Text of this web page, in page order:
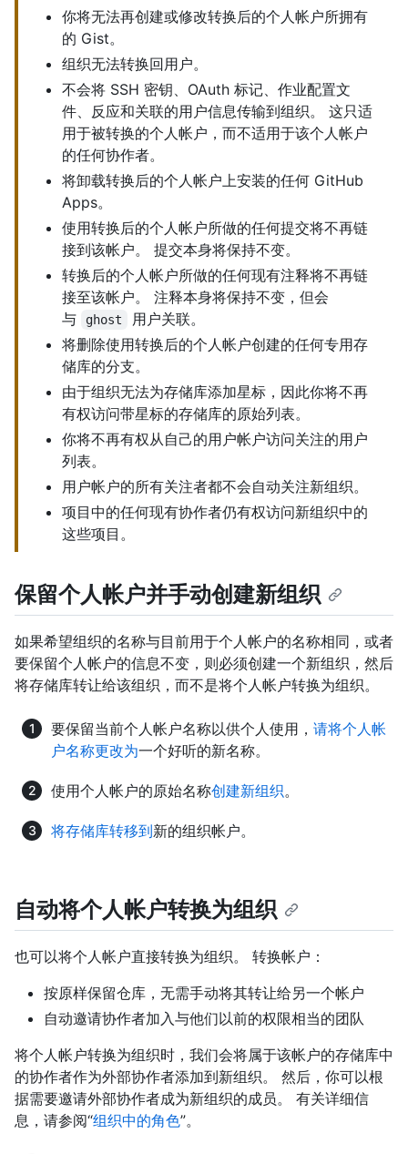
你将无法再创建或修改转换后的个人帐户所拥有
的 Gist。
组织无法转换回用户。
不会将 SSH 密钥、OAuth 标记、作业配置文
件、反应和关联的用户信息传输到组织。 这只适
用于被转换的个人帐户，而不适用于该个人帐户
的任何协作者。
将卸载转换后的个人帐户上安装的任何 GitHub
Apps。
使用转换后的个人帐户所做的任何提交将不再链
接到该帐户。 提交本身将保持不变。
转换后的个人帐户所做的任何现有注释将不再链
接至该帐户。 注释本身将保持不变，但会
与
ghost
用户关联。
将删除使用转换后的个人帐户创建的任何专用存
储库的分支。
由于组织无法为存储库添加星标，因此你将不再
有权访问带星标的存储库的原始列表。
你将不再有权从自己的用户帐户访问关注的用户
列表。
用户帐户的所有关注者都不会自动关注新组织。
项目中的任何现有协作者仍有权访问新组织中的
这些项目。
保留个人帐户并手动创建新组织
如果希望组织的名称与目前用于个人帐户的名称相同，或者
要保留个人帐户的信息不变，则必须创建一个新组织，然后
将存储库转让给该组织，而不是将个人帐户转换为组织。
要保留当前个人帐户名称以供个人使用， 请将个人帐
户名称更改为一个好听的新名称。
使用个人帐户的原始名称创建新组织。
将存储库转移到新的组织帐户。
自动将个人帐户转换为组织
也可以将个人帐户直接转换为组织。 转换帐户：
按原样保留仓库，无需手动将其转让给另一个帐户
自动邀请协作者加入与他们以前的权限相当的团队
将个人帐户转换为组织时，我们会将属于该帐户的存储库中
的协作者作为外部协作者添加到新组织。 然后，你可以根
据需要邀请外部协作者成为新组织的成员。 有关详细信
息，请参阅“组织中的角色”。